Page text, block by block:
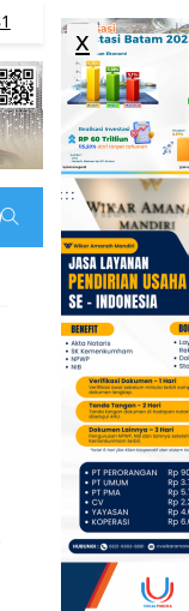
BERITA Semarakkan
x